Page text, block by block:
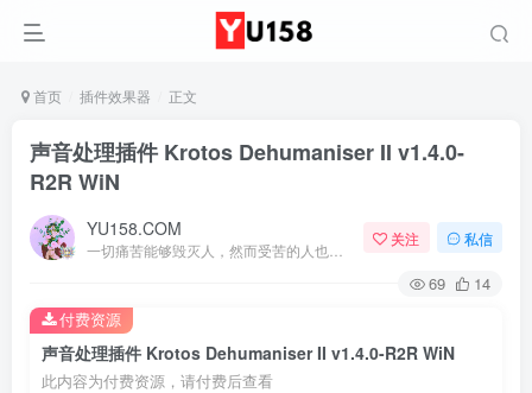
首页 插件效果器 正文
声音处理插件 Krotos Dehumaniser II v1.4.0-
R2R WiN
YU158.COM 关注 私信
69 14
声音处理插件 Krotos Dehumaniser II v1.4.0-R2R WiN
此内容为付费资源，请付费后查看
付费资源